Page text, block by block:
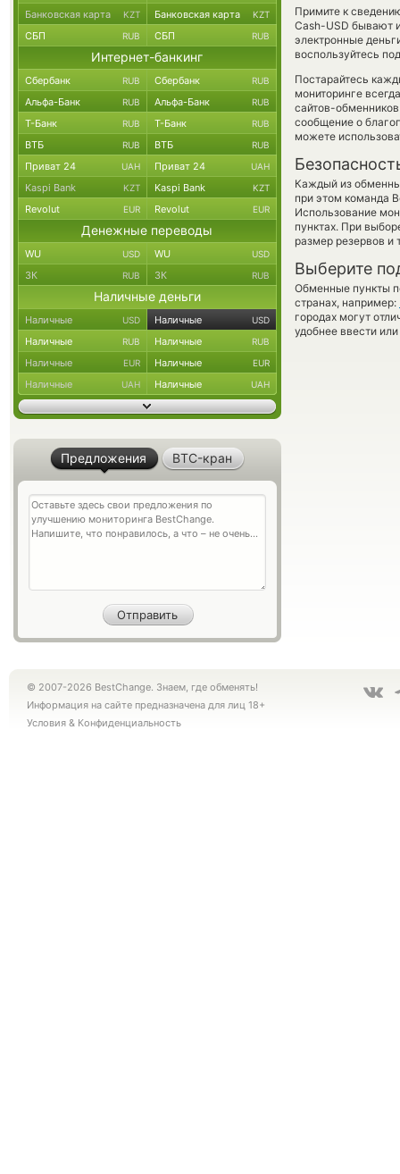
Примите к
Cash-USD бывают
электронные
воспользуйтесь
Постарайтесь
мониторинге
сайтов-
сообщение о
можете
Каждый из
при этом команда
Использование
пунктах. При
размер резервов и
Выберите
Обменные пункты
странах, например:
городах могут
удобнее ввести
Банковская карта KZT Банковская карта KZT
СБП RUB СБП RUB
Интернет-банкинг
Сбербанк RUB Сбербанк RUB
Альфа-Банк RUB Альфа-Банк RUB
Т-Банк RUB Т-Банк RUB
ВТБ RUB ВТБ RUB
Приват 24 UAH Приват 24 UAH
Kaspi Bank KZT Kaspi Bank KZT
Revolut EUR Revolut EUR
Денежные переводы
WU USD WU USD
ЗК RUB ЗК RUB
Наличные деньги
Наличные USD Наличные USD
Наличные RUB Наличные RUB
Наличные EUR Наличные EUR
Наличные UAH Наличные UAH
Предложения BTC-кран
© 2007-2026 BestChange. Знаем, где обменять!
Информация на сайте предназначена для лиц 18+
Условия & Конфиденциальность